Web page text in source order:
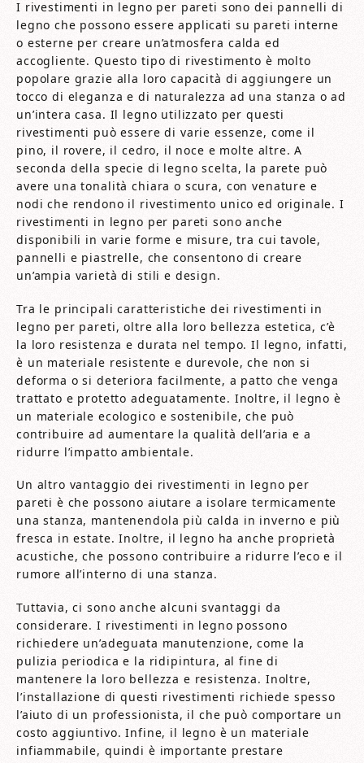
I rivestimenti in legno per pareti sono dei pannelli di
legno che possono essere applicati su pareti interne
o esterne per creare un’atmosfera calda ed
accogliente. Questo tipo di rivestimento è molto
popolare grazie alla loro capacità di aggiungere un
tocco di eleganza e di naturalezza ad una stanza o ad
un’intera casa. Il legno utilizzato per questi
rivestimenti può essere di varie essenze, come il
pino, il rovere, il cedro, il noce e molte altre. A
seconda della specie di legno scelta, la parete può
avere una tonalità chiara o scura, con venature e
nodi che rendono il rivestimento unico ed originale. I
rivestimenti in legno per pareti sono anche
disponibili in varie forme e misure, tra cui tavole,
pannelli e piastrelle, che consentono di creare
un’ampia varietà di stili e design.
Tra le principali caratteristiche dei rivestimenti in
legno per pareti, oltre alla loro bellezza estetica, c’è
la loro resistenza e durata nel tempo. Il legno, infatti,
è un materiale resistente e durevole, che non si
deforma o si deteriora facilmente, a patto che venga
trattato e protetto adeguatamente. Inoltre, il legno è
un materiale ecologico e sostenibile, che può
contribuire ad aumentare la qualità dell’aria e a
ridurre l’impatto ambientale.
Un altro vantaggio dei rivestimenti in legno per
pareti è che possono aiutare a isolare termicamente
una stanza, mantenendola più calda in inverno e più
fresca in estate. Inoltre, il legno ha anche proprietà
acustiche, che possono contribuire a ridurre l’eco e il
rumore all’interno di una stanza.
Tuttavia, ci sono anche alcuni svantaggi da
considerare. I rivestimenti in legno possono
richiedere un’adeguata manutenzione, come la
pulizia periodica e la ridipintura, al fine di
mantenere la loro bellezza e resistenza. Inoltre,
l’installazione di questi rivestimenti richiede spesso
l’aiuto di un professionista, il che può comportare un
costo aggiuntivo. Infine, il legno è un materiale
infiammabile, quindi è importante prestare